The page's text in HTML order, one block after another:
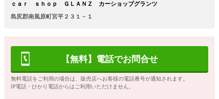
ｃａｒ ｓｈｏｐ ＧＬＡＮＺ カーショップグランツ
島尻郡南風原町宮平２３１－１
【無料】電話でお問合せ
無料電話をご利用の場合は、販売店へお客様の電話番号が通知されます。
IP電話・ひかり電話からはご利用いただけません。